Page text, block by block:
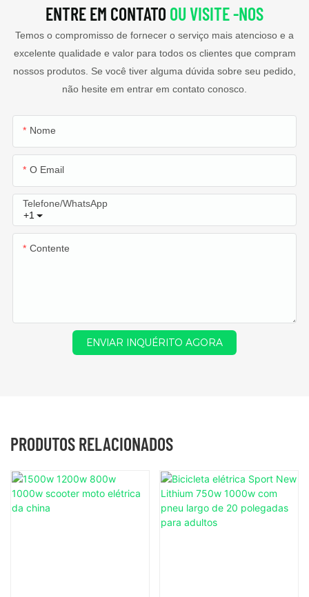
ENTRE EM CONTATO OU VISITE -NOS
Temos o compromisso de fornecer o serviço mais atencioso e a
excelente qualidade e valor para todos os clientes que compram
nossos produtos. Se você tiver alguma dúvida sobre seu pedido,
não hesite em entrar em contato conosco.
Nome
O Email
+1
Telefone/WhatsApp
Contente
ENVIAR INQUÉRITO AGORA
PRODUTOS RELACIONADOS